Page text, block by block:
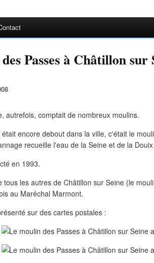
Passes à Châtillon sur
autrefois, comptait de nombreux moulins.
encore debout dans la ville, c'était le
recueille l'eau de la Seine et de la
en 1993.
tous les autres de Châtillon sur Seine (le
au Maréchal Marmont.
sur des cartes postales :